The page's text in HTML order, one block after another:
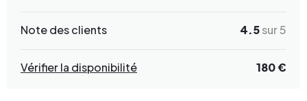
Note des clients 4.5sur 5
Vérifier la disponibilité 180 €